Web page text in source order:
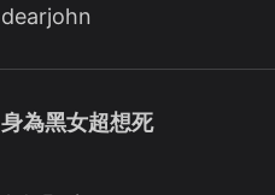
dearjohn
身為黑女超想死